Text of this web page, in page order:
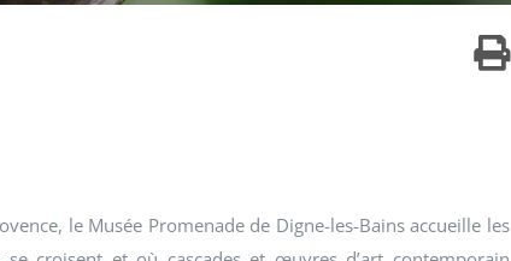
le Musée Promenade de Digne-les-Bains accueille les